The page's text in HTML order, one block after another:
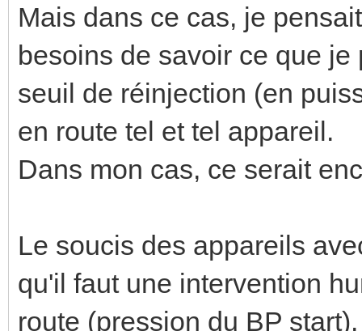
Mais dans ce cas, je
besoins de savoir ce que
seuil de réinjection (en
en route tel et tel appareil.
Dans mon cas, ce serait
Le soucis des appareils
qu'il faut une intervention
route (pression du BP